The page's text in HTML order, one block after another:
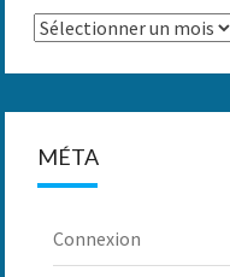
Archives
MÉTA
Connexion